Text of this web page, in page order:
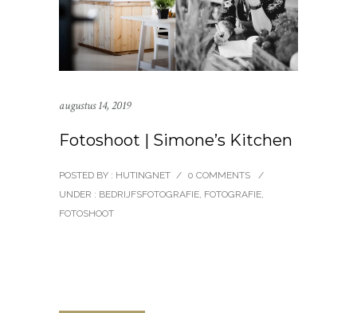
augustus 14, 2019
Fotoshoot | Simone’s Kitchen
POSTED BY : HUTINGNET / 0 COMMENTS
/
UNDER : BEDRIJFSFOTOGRAFIE FOTOGRAFIE
FOTOSHOOT